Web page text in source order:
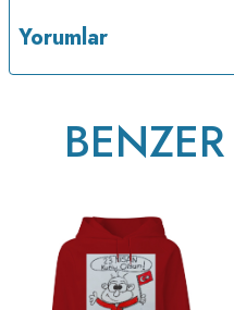
Yorumlar